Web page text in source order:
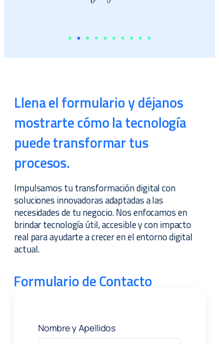
Llena el formulario y déjanos
mostrarte cómo la tecnología
puede transformar tus
procesos.
Impulsamos tu transformación digital con
soluciones innovadoras adaptadas a las
necesidades de tu negocio. Nos enfocamos en
brindar tecnología útil, accesible y con impacto
real para ayudarte a crecer en el entorno digital
actual.
Formulario de Contacto
Nombre y Apellidos